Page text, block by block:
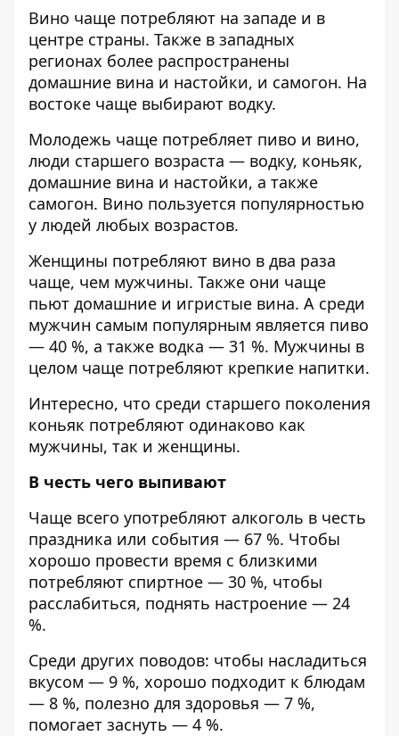
Вино чаще потребляют на западе и в
центре страны. Также в западных
регионах более распространены
домашние вина и настойки, и самогон. На
востоке чаще выбирают водку.
Молодежь чаще потребляет пиво и вино,
люди старшего возраста — водку, коньяк,
домашние вина и настойки, а также
самогон. Вино пользуется популярностью
у людей любых возрастов.
Женщины потребляют вино в два раза
чаще, чем мужчины. Также они чаще
пьют домашние и игристые вина. А среди
мужчин самым популярным является пиво
— 40 %, а также водка — 31 %. Мужчины в
целом чаще потребляют крепкие напитки.
Интересно, что среди старшего поколения
коньяк потребляют одинаково как
мужчины, так и женщины.
В честь чего выпивают
Чаще всего употребляют алкоголь в честь
праздника или события — 67 %. Чтобы
хорошо провести время с близкими
потребляют спиртное — 30 %, чтобы
расслабиться, поднять настроение — 24
%.
Среди других поводов: чтобы насладиться
вкусом — 9 %, хорошо подходит к блюдам
— ​​8 %, полезно для здоровья — 7 %,
помогает заснуть — 4 %.